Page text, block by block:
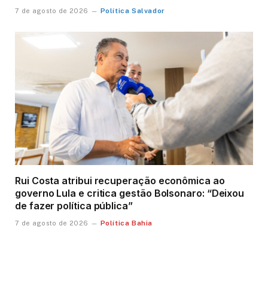
7 de agosto de 2026 Política Salvador
Rui Costa atribui recuperação econômica ao
governo Lula e critica gestão Bolsonaro: “Deixou
de fazer política pública”
7 de agosto de 2026 Política Bahia